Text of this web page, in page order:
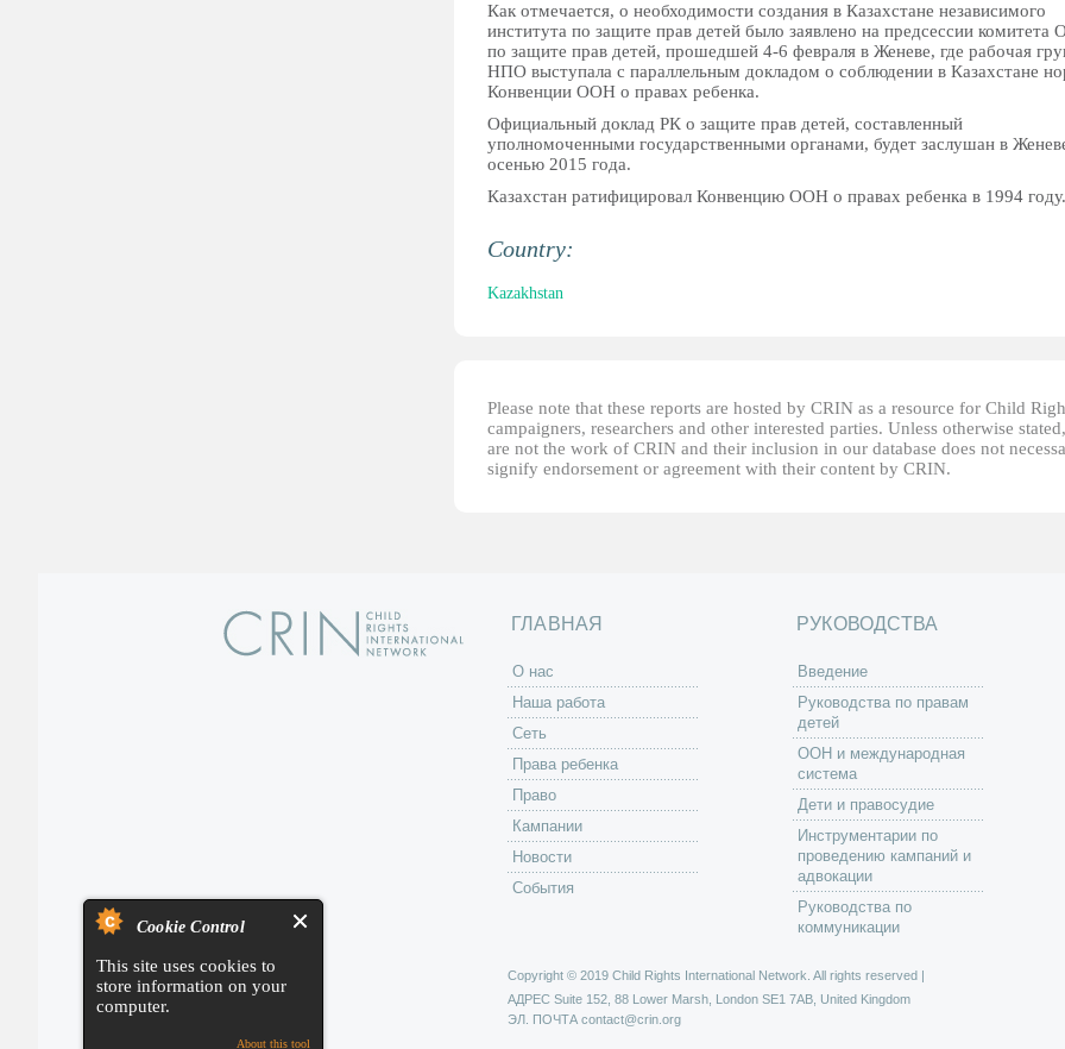
Cookie Control
This site uses cookies to
store information on your
computer.
About this tool
Как отмечается, о необходимости создания в Казахстане независимого
института по защите прав детей было заявлено на предсессии комитета
по защите прав детей, прошедшей 4-6 февраля в Женеве, где рабочая
НПО выступала с параллельным докладом о соблюдении в Казахстане
Конвенции ООН о правах ребенка.
Официальный доклад РК о защите прав детей, составленный
уполномоченными государственными органами, будет заслушан в
осенью 2015 года.
Казахстан ратифицировал Конвенцию ООН о правах ребенка в 1994 году.
Country:
Kazakhstan
Please note that these reports are hosted by CRIN as a resource for Child
campaigners, researchers and other interested parties. Unless otherwise
are not the work of CRIN and their inclusion in our database does not
signify endorsement or agreement with their content by CRIN.
ГЛАВНАЯ
O нас
Наша работа
Сеть
Права ребенка
Право
Кампании
Новости
События
РУКОВОДСТВА
Введение
Руководства по правам
детей
ООН и международная
система
Дети и правосудие
Инструментарии по
проведению кампаний и
адвокации
Руководства по
коммуникации
Copyright © 2019 Child Rights International Network. All rights reserved |
АДРЕС Suite 152, 88 Lower Marsh, London SE1 7AB, United Kingdom
ЭЛ. ПОЧТА contact@crin.org